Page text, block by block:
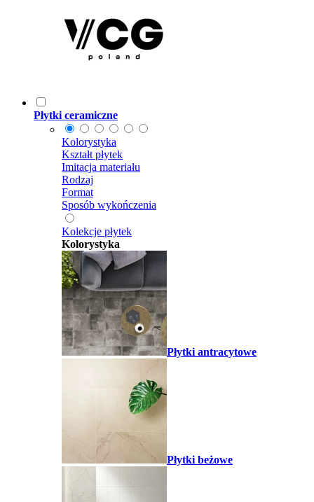
Płytki ceramiczne
Kolorystyka
Kształt płytek
Imitacja materiału
Rodzaj
Format
Sposób wykończenia
Kolekcje płytek
Kolorystyka
Płytki antracytowe
Płytki beżowe